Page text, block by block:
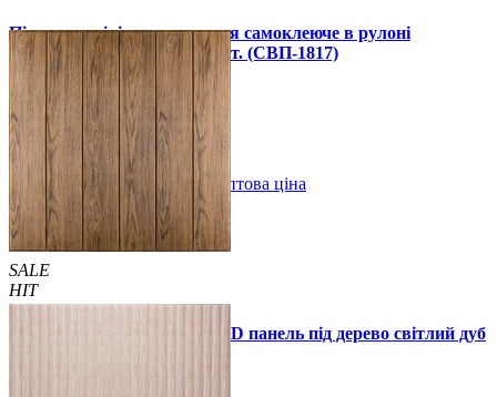
Підлогове вінілове покриття самоклеюче в рулоні
3000х600х1,5мм, ціна за 1 шт. (СВП-1817)
990 грн. 1390 грн.
Купити В закладки Оптова ціна
SALE
HIT
Самоклеюча декоративна 3D панель під дерево світлий дуб